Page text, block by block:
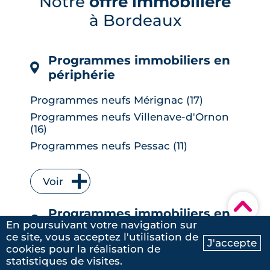
Ma recherche Contactez-nous
▾
ses quartiers, de son cadre de vie et de
son marché immobilier pour qui
envisage de ...à Bordeaux
Programmes immobiliers en
périphérie
Programmes neufs Mérignac (17)
Programmes neufs Villenave-d'Ornon
(16)
Programmes neufs Pessac (11)
Programmes neufs Bruges (7)
Programmes neufs Floirac (7)
Programmes neufs Le Bouscat (6)
Programmes neufs Cenon (6)
Programmes neufs Lormont (6)
Programmes neufs Le Taillan-Médoc (6)
Voir
Programmes immobiliers en
centre-ville
Programmes neufs Bastide (18)
En poursuivant votre navigation sur
ce site, vous acceptez l'utilisation de
cookies pour la réalisation de
statistiques de visites.
J'accepte